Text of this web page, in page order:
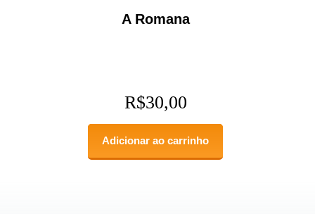
A Romana
R$30,00
Adicionar ao carrinho